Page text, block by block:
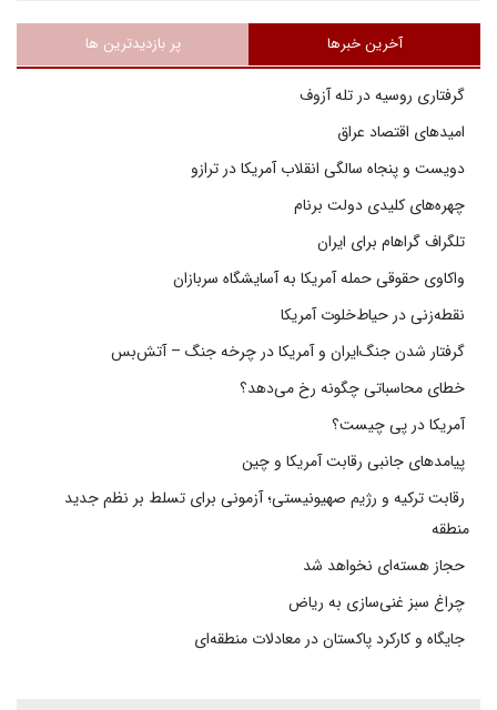
آخرین خبرها پر بازدیدترین ها
گرفتاری روسیه در تله آزوف
امیدهای اقتصاد عراق
دویست و پنجاه سالگی انقلاب آمریکا در ترازو
چهره‌های کلیدی دولت برنام
تلگراف گراهام برای ایران
واکاوی حقوقی حمله آمریکا به آسایشگاه سربازان
نقطه‌زنی در حیاط‌خلوت آمریکا
گرفتار شدن جنگ‌ایران و آمریکا در چرخه جنگ – آتش‌بس
خطای محاسباتی چگونه رخ می‌دهد؟
آمریکا در پی چیست؟
پیامدهای جانبی رقابت آمریکا و چین
رقابت ترکیه و رژیم صهیونیستی؛ آزمونی برای تسلط بر نظم جدید
منطقه
حجاز هسته‌ای نخواهد شد
چراغ سبز غنی‌سازی به ریاض
جایگاه و کارکرد پاکستان در معادلات منطقه‌ای